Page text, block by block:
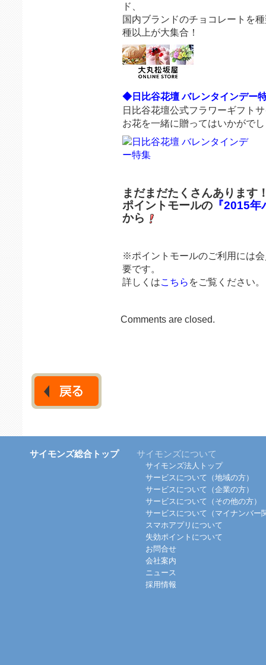
ド、
国内ブランドのチョコレートを
種以上が大集合！
◆日比谷花壇 バレンタインデー
日比谷花壇公式フラワーギフト
お花を一緒に贈ってはいかがで
まだまだたくさんあります
ポイントモールの『2015年
から
※ポイントモールのご利用には
要です。
詳しくはこちら をご覧ください。
Comments are closed.
サイモンズ総合トップ サイモンズについて
サイモンズ法人トップ
サービスについて（地域の方）
サービスについて（企業の方）
サービスについて（その他の方）
サービスについて（マイナンバー
スマホアプリについて
失効ポイントについて
お問合せ
会社案内
ニュース
採用情報